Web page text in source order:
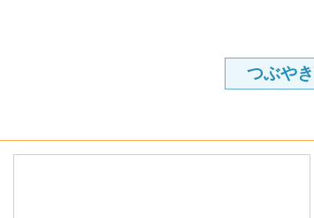
つぶや